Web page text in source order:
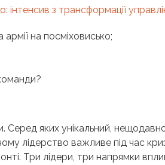
інтенсив з трансформації
на посміховисько;
яких унікальний,
лідерство важливе під час
Три лідери, три напрямки